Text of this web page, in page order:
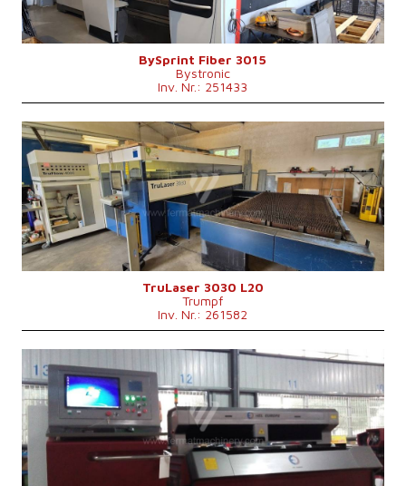
Max. Werkstückgewicht
890 kg
Maschinengewicht
13000 kg
Kontrollsystem
nein
BySprint Fiber 3015
Bystronic
Inv. Nr.: 251433
Baujahr:
2010
Max. Werkstücklänge
3000 mm
Max. Werkstückbreite
1500 mm
Max. Blechdicke
20 mm
Laserleistung
4000 W
Fiber
nein
Max. Werkstückgewicht
900 kg
Maschinenabmessungen L x B x H8800 x 6010 x 2400 mm
Kontrollsystem
nein
TruLaser 3030 L20
Trumpf
Inv. Nr.: 261582
Baujahr:
Max. Werkstücklänge3000 mm
Max. Werkstückbreite1500 mm
Max. Blechdicke
12 mm
Laserleistung
750 W
Fiber
ja
Kontrollsystem
nein